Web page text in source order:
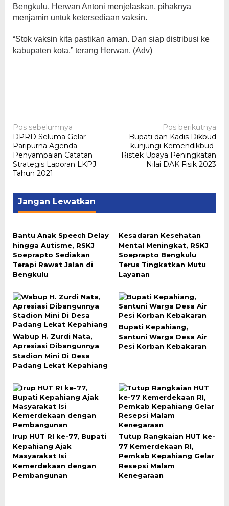
Bengkulu, Herwan Antoni menjelaskan, pihaknya
menjamin untuk ketersediaan vaksin.
“Stok vaksin kita pastikan aman. Dan siap distribusi ke
kabupaten kota,” terang Herwan. (Adv)
Navigasi
pos
Pos sebelumnya
DPRD Seluma Gelar
Paripurna Agenda
Penyampaian Catatan
Strategis Laporan LKPJ
Tahun 2021
Pos berikutnya
Bupati dan Kadis Dikbud
kunjungi Kemendikbud-
Ristek Upaya Peningkatan
Nilai DAK Fisik 2023
Jangan Lewatkan
Bantu Anak Speech Delay
hingga Autisme, RSKJ
Soeprapto Sediakan
Terapi Rawat Jalan di
Bengkulu
Kesadaran Kesehatan
Mental Meningkat, RSKJ
Soeprapto Bengkulu
Terus Tingkatkan Mutu
Layanan
Wabup H. Zurdi Nata,
Apresiasi Dibangunnya
Stadion Mini Di Desa
Padang Lekat Kepahiang
Bupati Kepahiang,
Santuni Warga Desa Air
Pesi Korban Kebakaran
Irup HUT RI ke-77, Bupati
Kepahiang Ajak
Masyarakat Isi
Kemerdekaan dengan
Pembangunan
Tutup Rangkaian HUT ke-
77 Kemerdekaan RI,
Pemkab Kepahiang Gelar
Resepsi Malam
Kenegaraan